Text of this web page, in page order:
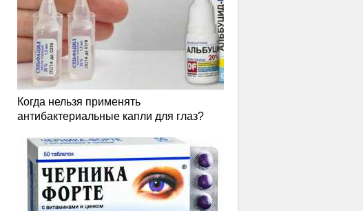
Когда нельзя применять
антибактериальные капли для глаз?